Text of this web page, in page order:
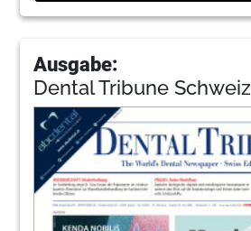
Ausgabe:
Dental Tribune Schweiz